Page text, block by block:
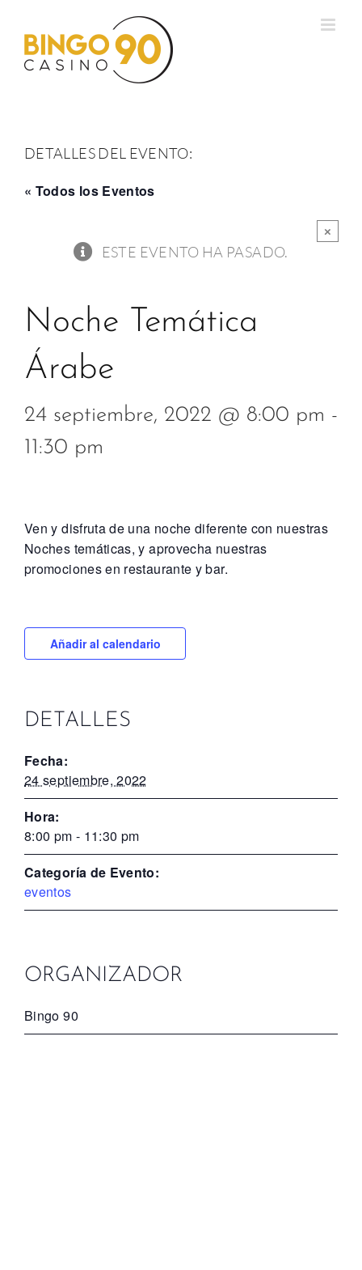
contenido
DETALLES DEL EVENTO:
« Todos los Eventos
×
ESTE EVENTO HA PASADO.
Noche Temática
Árabe
24 septiembre, 2022 @ 8:00 pm -
11:30 pm
Ven y disfruta de una noche diferente con nuestras
Noches temáticas, y aprovecha nuestras
promociones en restaurante y bar.
Añadir al calendario
DETALLES
Fecha:
24 septiembre, 2022
Hora:
8:00 pm - 11:30 pm
Categoría de Evento:
eventos
ORGANIZADOR
Bingo 90